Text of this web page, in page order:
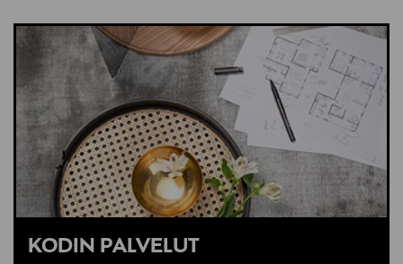
KATSO SISUSTUSVINKIT
KODIN PALVELUT